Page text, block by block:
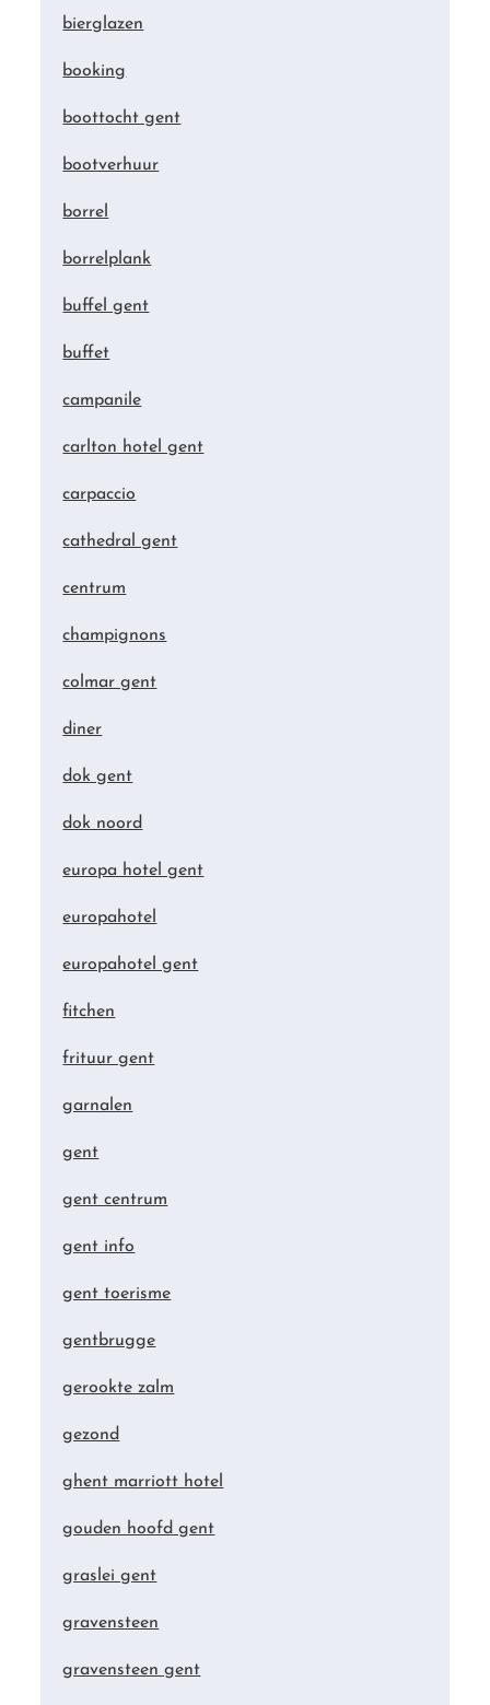
bierglazen
booking
boottocht gent
bootverhuur
borrel
borrelplank
buffel gent
buffet
campanile
carlton hotel gent
carpaccio
cathedral gent
centrum
champignons
colmar gent
diner
dok gent
dok noord
europa hotel gent
europahotel
europahotel gent
fitchen
frituur gent
garnalen
gent
gent centrum
gent info
gent toerisme
gentbrugge
gerookte zalm
gezond
ghent marriott hotel
gouden hoofd gent
graslei gent
gravensteen
gravensteen gent